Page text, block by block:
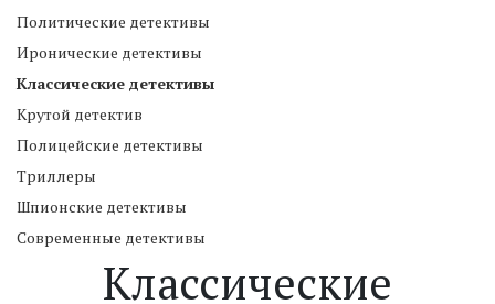
Политические детективы
Иронические детективы
Классические детективы
Крутой детектив
Полицейские детективы
Триллеры
Шпионские детективы
Современные детективы
Классические